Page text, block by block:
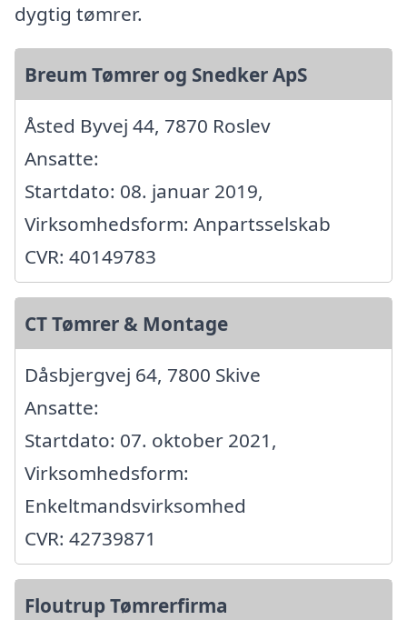
dygtig tømrer.
Breum Tømrer og Snedker ApS
Åsted Byvej 44, 7870 Roslev
Ansatte:
Startdato: 08. januar 2019,
Virksomhedsform: Anpartsselskab
CVR: 40149783
CT Tømrer & Montage
Dåsbjergvej 64, 7800 Skive
Ansatte:
Startdato: 07. oktober 2021,
Virksomhedsform:
Enkeltmandsvirksomhed
CVR: 42739871
Floutrup Tømrerfirma